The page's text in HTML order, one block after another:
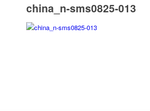
china_n-sms0825-013